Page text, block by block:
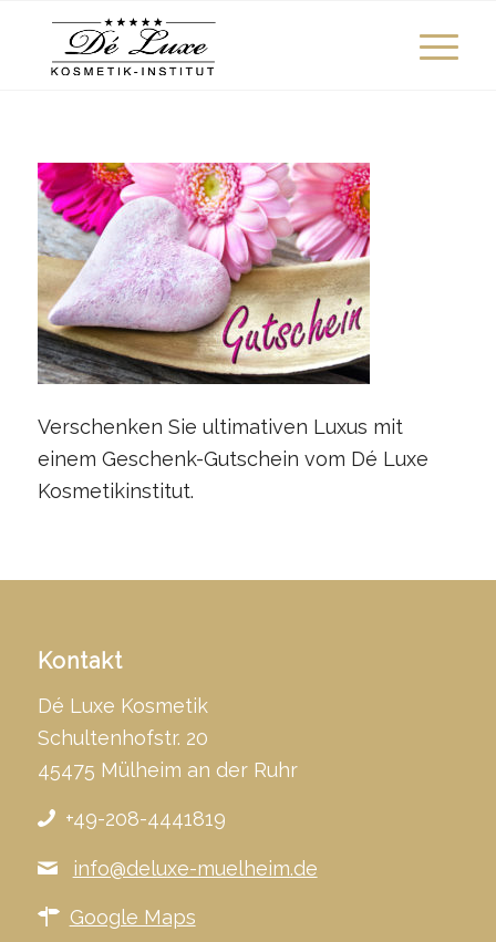
Verschenken Sie ultimativen Luxus mit
einem Geschenk-Gutschein vom Dé Luxe
Kosmetikinstitut.
Kontakt
Dé Luxe Kosmetik
Schultenhofstr. 20
45475 Mülheim an der Ruhr
+49-208-4441819
info@deluxe-muelheim.de
Google Maps